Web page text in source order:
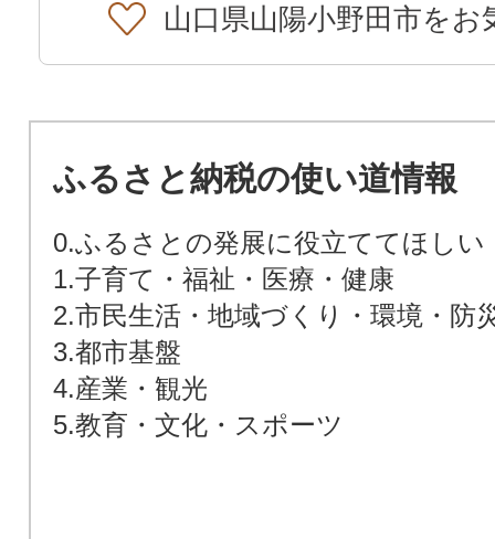
山口県山陽小野田市をお
ふるさと納税の使い道情報
0.ふるさとの発展に役立ててほしい
1.子育て・福祉・医療・健康
2.市民生活・地域づくり・環境・防
3.都市基盤
4.産業・観光
5.教育・文化・スポーツ